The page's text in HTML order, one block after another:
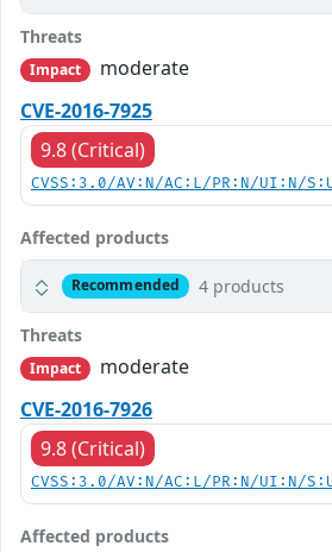
Threats
Impact
moderate
CVE-2016-7925
9.8 (Critical)
CVSS:3.0/AV:N/AC:L/PR:N/UI:N/
Affected products
Recommended 4 products
Threats
Impact
moderate
CVE-2016-7926
9.8 (Critical)
CVSS:3.0/AV:N/AC:L/PR:N/UI:N/
Affected products